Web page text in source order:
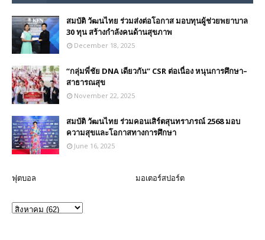
สมบัติ วัฒนไทย ร่วมส่งต่อโอกาส มอบทุนผู้ช่วยพยาบาล
30 ทุน สร้างกำลังคนด้านสุขภาพ
December 18, 2025
“กลุ่มพี่ชัย DNA เดียวกัน” CSR ต่อเนื่อง หนุนการศึกษา–
สาธารณสุข
November 22, 2025
สมบัติ วัฒนไทย ร่วมคอนเสิร์ตสุนทราภรณ์ 2568 มอบ
ความสุขและโอกาสทางการศึกษา
June 16, 2025
ฟุตบอล มอเตอร์สปอร์ต